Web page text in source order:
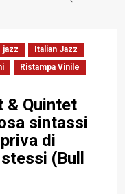
jazz
Italian Jazz
Ristampa Vinile
& Quintet
sintassi
di
(Bull